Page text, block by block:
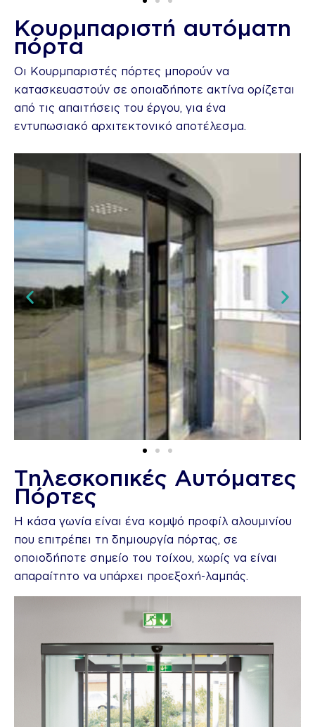
Κουρμπαριστή αυτόματη
πόρτα
Οι Κουρμπαριστές πόρτες μπορούν να
κατασκευαστούν σε οποιαδήποτε ακτίνα ορίζεται
από τις απαιτήσεις του έργου, για ένα
εντυπωσιακό αρχιτεκτονικό αποτέλεσμα.
Τηλεσκοπικές Αυτόματες
Πόρτες
Η κάσα γωνία είναι ένα κομψό προφίλ αλουμινίου
που επιτρέπει τη δημιουργία πόρτας, σε
οποιοδήποτε σημείο του τοίχου, χωρίς να είναι
απαραίτητο να υπάρχει προεξοχή-λαμπάς.